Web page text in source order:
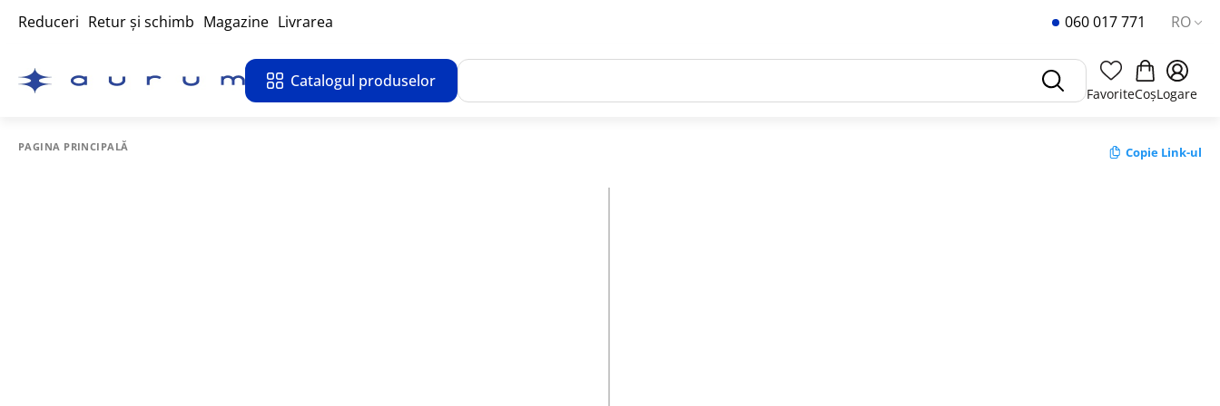
Reduceri Retur și schimb Magazine Livrarea 060 017 771 RO
Catalogul produselor
FavoriteCoșLogare
PAGINA PRINCIPALĂ Copie Link-ul